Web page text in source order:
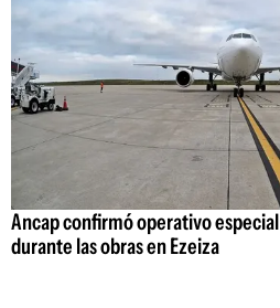
Ancap confirmó operativo
durante las obras en Ezeiza